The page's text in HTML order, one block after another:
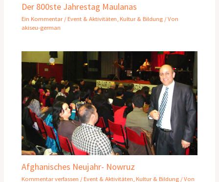
Der 800ste Jahrestag Maulanas
Ein Kommentar /Event & Aktivitäten,Kultur & Bildung / Von
akiseu-german
Afghanisches Neujahr- Nowruz
Kommentar verfassen /Event & Aktivitäten ,Kultur & Bildung / Von